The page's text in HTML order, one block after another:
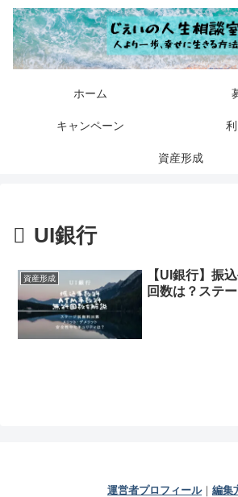
ホーム
キャンペーン
資産形成
UI銀行
資産形成
【UI銀行】振
回数は？ステ
運営者プロフィール｜ 編集